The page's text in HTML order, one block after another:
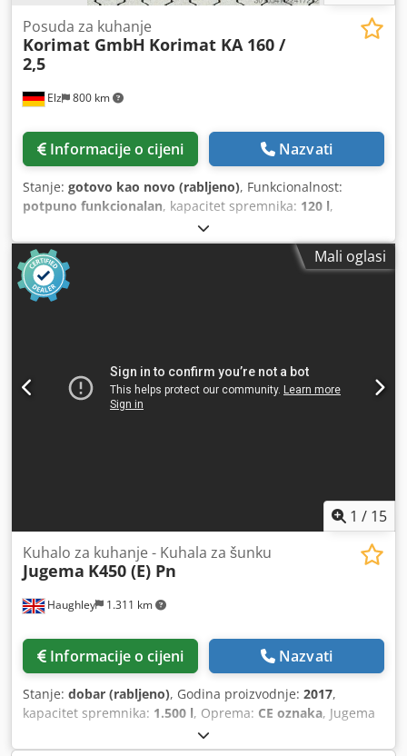
Elz 800 km
Posuda za kuhanje
Korimat GmbH Korimat KA 160 /
2,5
Informacije o cijeni Nazvati
Stanje: gotovo kao novo (rabljeno), Funkcionalnost:
potpuno funkcionalan, kapacitet spremnika: 120 l,
, Autoklav – tip kotla Korimat KA 160 /
2,5, uključuje 2 košare za stavljanje posuđa veličine 1/3.
Snaga 9 kW, napon 3 x 400 V / 50 Hz. Djdpfx Ajzpd Ihjivock
Stroj je u potpunosti izrađen od nehrđajućeg čelika. Stanje
– kao novo!!!
Mali oglasi
1 / 15
Haughley 1.311 km
Kuhalo za kuhanje - Kuhala za šunku
Jugema K450 (E) Pn
Informacije o cijeni Nazvati
Stanje: dobar (rabljeno), Godina proizvodnje: 2017,
kapacitet spremnika: 1.500 l, Oprema: CE oznaka, Jugema
električni uređaji za kuhanje šunke, izravno iz zatvorene
britanske tvornice za preradu mesa. U uporabi do lipnja